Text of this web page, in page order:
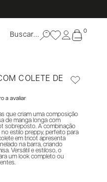
0
COLETE DE
a avaliar
que criam uma composição
de manga longa com
sobreposto. A combinação
estilo preppy, perfeito para
em tricot apresenta
na barra, criando
Versátil e estiloso, o
um look completo ou